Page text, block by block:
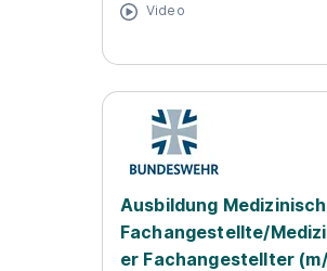
Video
Ausbildung
Fachangestellte/
er Fachangestellter